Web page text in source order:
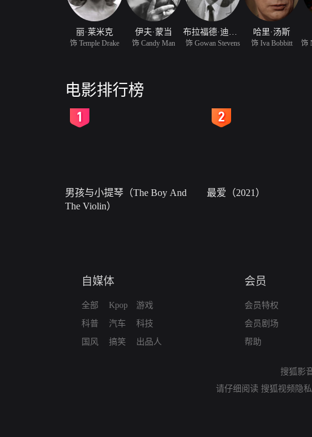
丽·莱米克
饰 Temple Drake
伊夫·蒙当
饰 Candy Man 饰 Gowan Stevens
哈里·汤斯
饰 Iva Bobbitt 饰
电影排行榜
男孩与小提琴（The Boy And
The Violin）
最爱（2021）
自媒体
全部
科普
国风
Kpop
汽车
搞笑
游戏
科技
出品人
会员
会员特权
会员剧场
帮助
搜狐影
请仔细阅读 搜狐视频隐